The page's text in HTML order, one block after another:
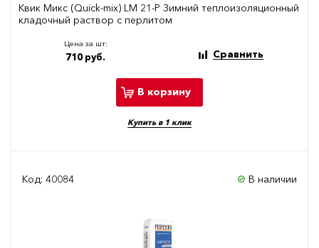
Квик Микс (Quick-mix) LM 21-P Зимний теплоизоляционный
кладочный раствор с перлитом
Цена за шт:
710 руб. Сравнить
В корзину
Купить в 1 клик
Код: 40084 В наличии